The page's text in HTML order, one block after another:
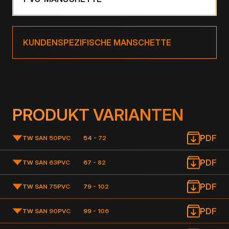
KUNDENSPEZIFISCHE MANSCHETTE
PRODUKT VARIANTEN
TW SAN 50PVC 54 - 72 PDF
TW SAN 63PVC 67 - 82 PDF
TW SAN 75PVC 79 - 102 PDF
TW SAN 90PVC 99 - 106 PDF